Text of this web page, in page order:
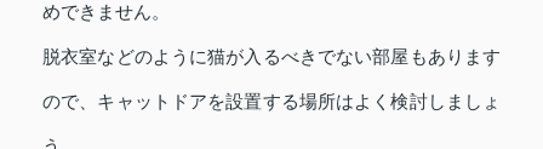
めできません。
脱衣室などのように猫が入るべきでない部屋もあります
ので、キャットドアを設置する場所はよく検討しましょ